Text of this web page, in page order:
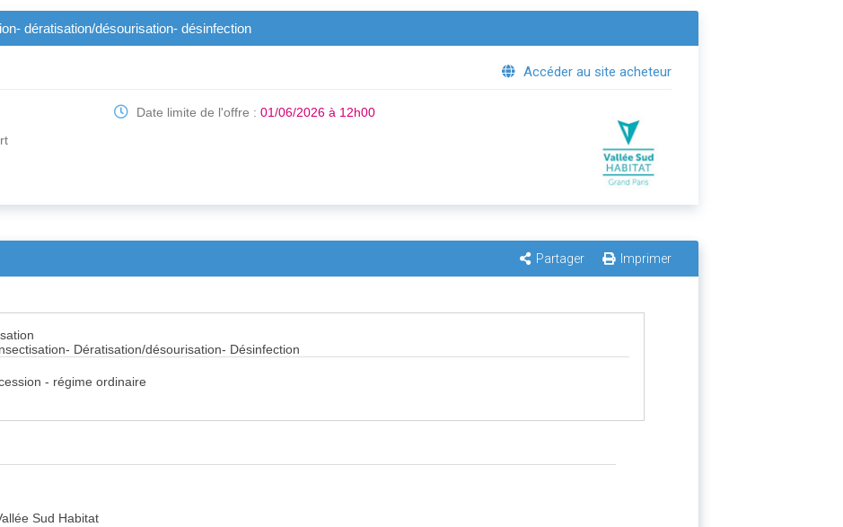
dératisation/désourisation- désinfection
Accéder au site acheteur
Date limite de l'offre : 01/06/2026 à 12h00
Partager Imprimer
Dératisation/désourisation- Désinfection
- régime ordinaire
Sud Habitat